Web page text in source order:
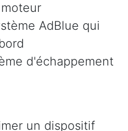
AdBlue qui
d'échappement
un dispositif